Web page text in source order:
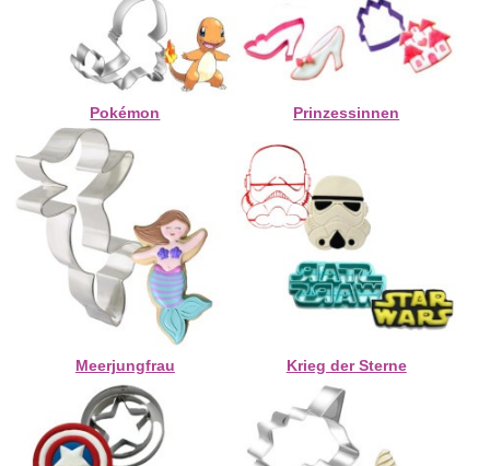
Pokémon Prinzessinnen
Meerjungfrau Krieg der Sterne